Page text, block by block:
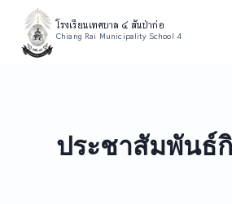
content
โรงเรียนเทศบาล ๔ สันป่าก่อ
Chiang Rai Municipality School 4
ประชาสัมพันธ์